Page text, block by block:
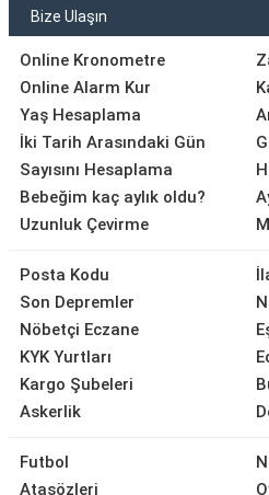
Bize Ulaşın
Online Kronometre
Online Alarm Kur
Yaş Hesaplama
İki Tarih Arasındaki Gün
Sayısını Hesaplama
Bebeğim kaç aylık oldu?
Uzunluk Çevirme
Posta Kodu
Son Depremler
Nöbetçi Eczane
KYK Yurtları
Kargo Şubeleri
Askerlik
Futbol
Atasözleri